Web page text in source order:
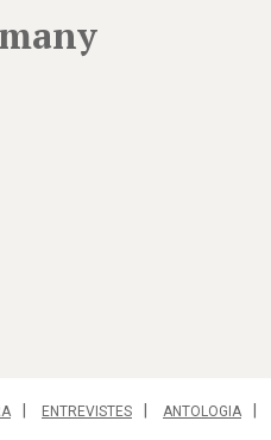
ENTREVISTES ANTOLOGIA